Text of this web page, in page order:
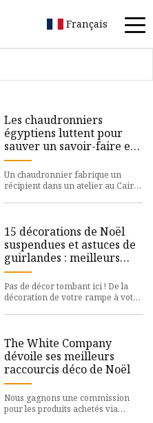
Français
Les chaudronniers
égyptiens luttent pour
sauver un savoir-faire en
voie de disparition
Un chaudronnier fabrique un
récipient dans un atelier au Caire,
15 décorations de Noël
suspendues et astuces de
guirlandes : meilleurs
choix
Pas de décor tombant ici ! De la
décoration de votre rampe à votre
The White Company
dévoile ses meilleurs
raccourcis déco de Noël
Nous gagnons une commission
pour les produits achetés via